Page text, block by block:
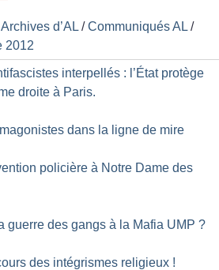
Archives d’AL /Communiqués AL /
2012
interpellés : l’État protège
droite à Paris.
dans la ligne de mire
policière à Notre Dame des
guerre des gangs à la Mafia UMP ?
des intégrismes religieux !